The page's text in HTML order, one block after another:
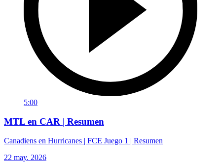
5:00
MTL en CAR | Resumen
Canadiens en Hurricanes | FCE Juego 1 | Resumen
22 may. 2026